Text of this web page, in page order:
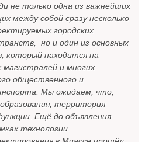
не только одна из важнейших
между собой сразу несколько
городских
но и один из основных
который находится на
магистралей и многих
общественного и
Мы ожидаем, что,
территория
Ещё до объявления
технологии